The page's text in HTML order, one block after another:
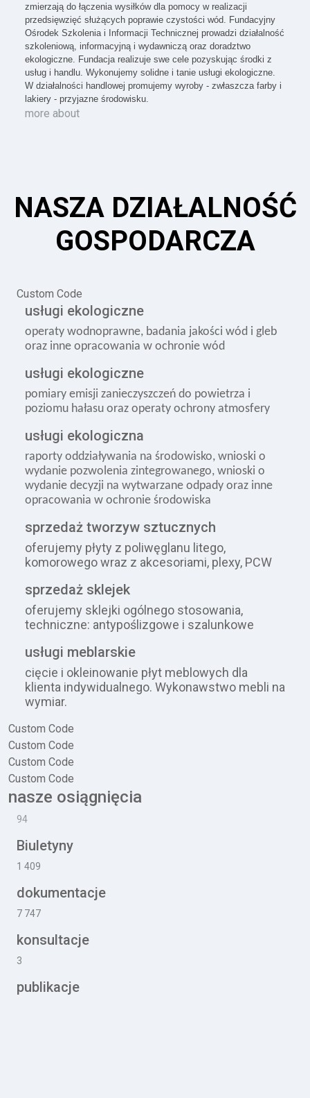
zmierzają do łączenia wysiłków dla pomocy w realizacji
przedsięwzięć służących poprawie czystości wód. Fundacyjny
Ośrodek Szkolenia i Informacji Technicznej prowadzi działalność
szkoleniową, informacyjną i wydawniczą oraz doradztwo
ekologiczne. Fundacja realizuje swe cele pozyskując środki z
usług i handlu. Wykonujemy solidne i tanie usługi ekologiczne.
W działalności handlowej promujemy wyroby - zwłaszcza farby i
lakiery - przyjazne środowisku.
more about
NASZA DZIAŁALNOŚĆ
GOSPODARCZA
Custom Code
usługi ekologiczne
operaty wodnoprawne, badania jakości wód i gleb
oraz inne opracowania w ochronie wód
usługi ekologiczne
pomiary emisji zanieczyszczeń do powietrza i
poziomu hałasu oraz operaty ochrony atmosfery
usługi ekologiczna
raporty oddziaływania na środowisko, wnioski o
wydanie pozwolenia zintegrowanego, wnioski o
wydanie decyzji na wytwarzane odpady oraz inne
opracowania w ochronie środowiska
sprzedaż tworzyw sztucznych
oferujemy płyty z poliwęglanu litego,
komorowego wraz z akcesoriami, plexy, PCW
sprzedaż sklejek
oferujemy sklejki ogólnego stosowania,
techniczne: antypoślizgowe i szalunkowe
usługi meblarskie
cięcie i okleinowanie płyt meblowych dla
klienta indywidualnego. Wykonawstwo mebli na
wymiar.
Custom Code
Custom Code
Custom Code
Custom Code
nasze osiągnięcia
101
Biuletyny
1 476
dokumentacje
8 097
konsultacje
3
publikacje